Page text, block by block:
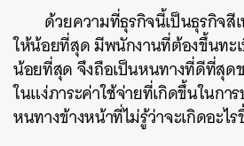
ด้วยความที่ธุรกิจนี้เป็นธุรกิจสี
ให้น้อยที่สุด มีพนักงานที่ต้องขึ้นทะ
น้อยที่สุด จึงถือเป็นหนทางที่ดีที่สุด
ในแง่ภาระค่าใช้จ่ายที่เกิดขึ้นในกา
หนทางข้างหน้าที่ไม่รู้ว่าจะเกิดอะไ